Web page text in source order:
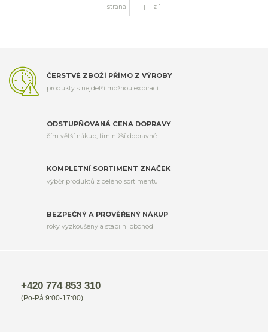
strana z 1
ČERSTVÉ ZBOŽÍ PŘÍMO Z VÝROBY
produkty s nejdelší možnou expirací
ODSTUPŇOVANÁ CENA DOPRAVY
čím větší nákup, tím nižší dopravné
KOMPLETNÍ SORTIMENT ZNAČEK
výběr produktů z celého sortimentu
BEZPEČNÝ A PROVĚŘENÝ NÁKUP
roky vyzkoušený a stabilní obchod
+420 774 853 310
(Po-Pá 9:00-17:00)